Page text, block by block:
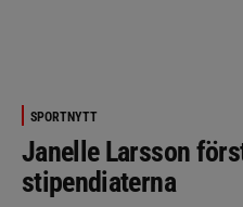
SPORTNYTT
Janelle Larsson
stipendiaterna